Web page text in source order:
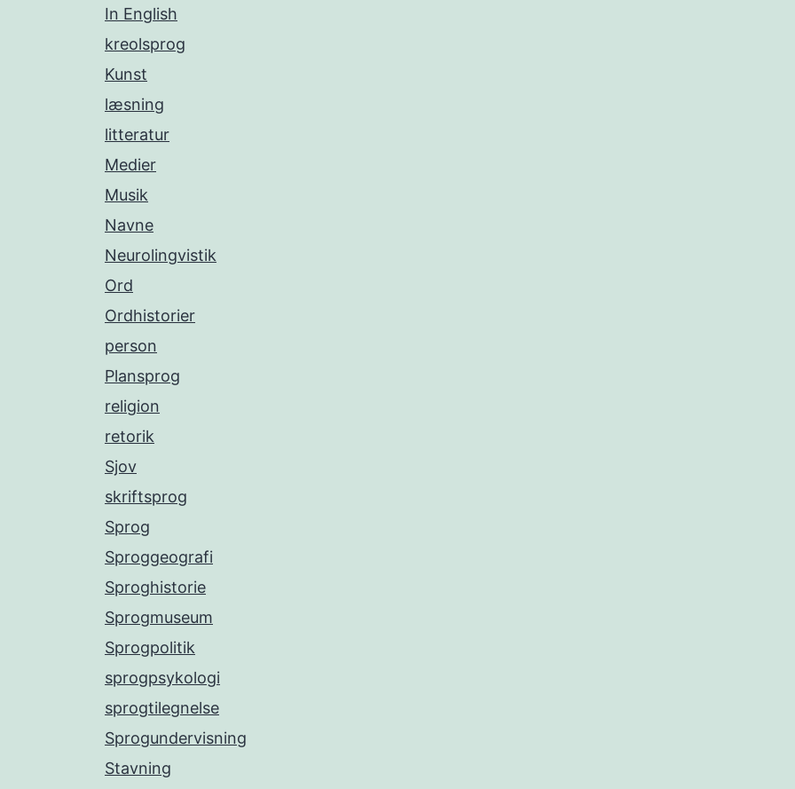
In English
kreolsprog
Kunst
læsning
litteratur
Medier
Musik
Navne
Neurolingvistik
Ord
Ordhistorier
person
Plansprog
religion
retorik
Sjov
skriftsprog
Sprog
Sproggeografi
Sproghistorie
Sprogmuseum
Sprogpolitik
sprogpsykologi
sprogtilegnelse
Sprogundervisning
Stavning